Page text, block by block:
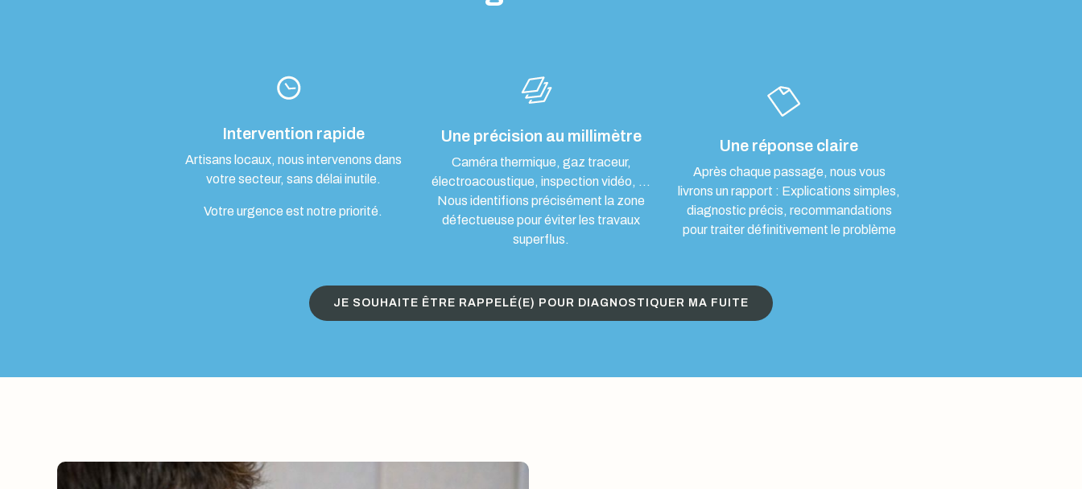
Intervention rapide
Artisans locaux, nous intervenons dans
votre secteur, sans délai inutile.
Votre urgence est notre priorité.
Une précision au millimètre
Caméra thermique, gaz traceur,
électroacoustique, inspection vidéo, …
Nous identifions précisément la zone
défectueuse pour éviter les travaux
superflus.
Une réponse claire
Après chaque passage, nous vous
livrons un rapport : Explications simples,
diagnostic précis, recommandations
pour traiter définitivement le problème
JE SOUHAITE ÊTRE RAPPELÉ(E) POUR DIAGNOSTIQUER MA FUITE